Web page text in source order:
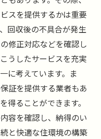
スを提供するかは重要
回収後の不具合が発生
修正対応などを確認し
うしたサービスを充実
に考えています。ま
証を提供する業者もあ
得ることができます。
容を確認し、納得のい
と快適な住環境の構築